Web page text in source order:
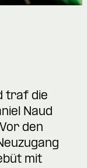
traf die
Naud
den
mit